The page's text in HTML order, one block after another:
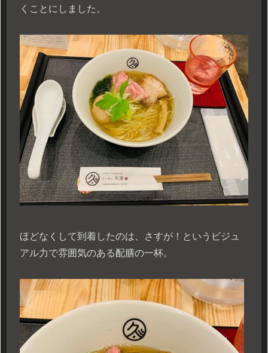
くことにしました。
ほどなくして到着したのは、さすが！というビジュ
アル力で雰囲気のある配膳の一杯。